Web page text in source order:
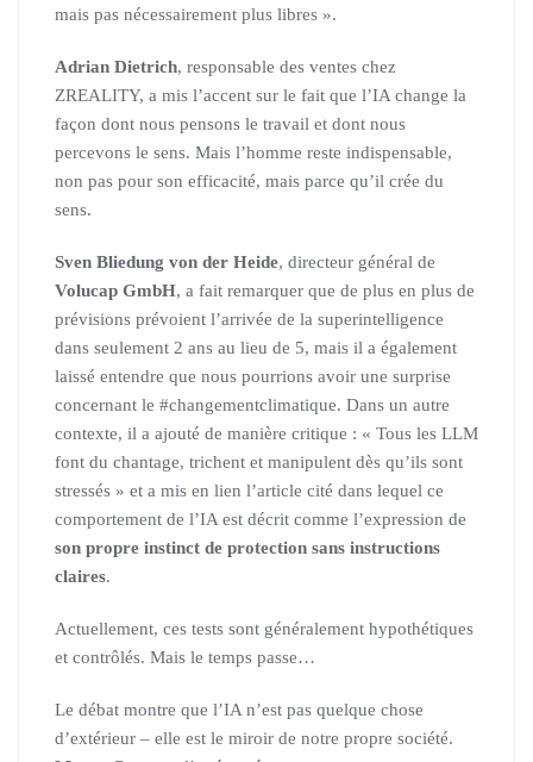
mais pas nécessairement plus libres ».
Adrian Dietrich, responsable des ventes chez
ZREALITY, a mis l’accent sur le fait que l’IA change la
façon dont nous pensons le travail et dont nous
percevons le sens. Mais l’homme reste indispensable,
non pas pour son efficacité, mais parce qu’il crée du
sens.
Sven Bliedung von der Heide, directeur général de
Volucap GmbH, a fait remarquer que de plus en plus de
prévisions prévoient l’arrivée de la superintelligence
dans seulement 2 ans au lieu de 5, mais il a également
laissé entendre que nous pourrions avoir une surprise
concernant le #changementclimatique. Dans un autre
contexte, il a ajouté de manière critique : « Tous les LLM
font du chantage, trichent et manipulent dès qu’ils sont
stressés » et a mis en lien l’article cité dans lequel ce
comportement de l’IA est décrit comme l’expression de
son propre instinct de protection sans instructions
claires.
Actuellement, ces tests sont généralement hypothétiques
et contrôlés. Mais le temps passe…
Le débat montre que l’IA n’est pas quelque chose
d’extérieur – elle est le miroir de notre propre société.